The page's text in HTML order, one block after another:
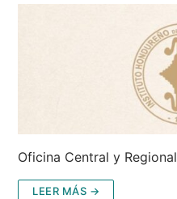
Oficina Central y
LEER MÁS →